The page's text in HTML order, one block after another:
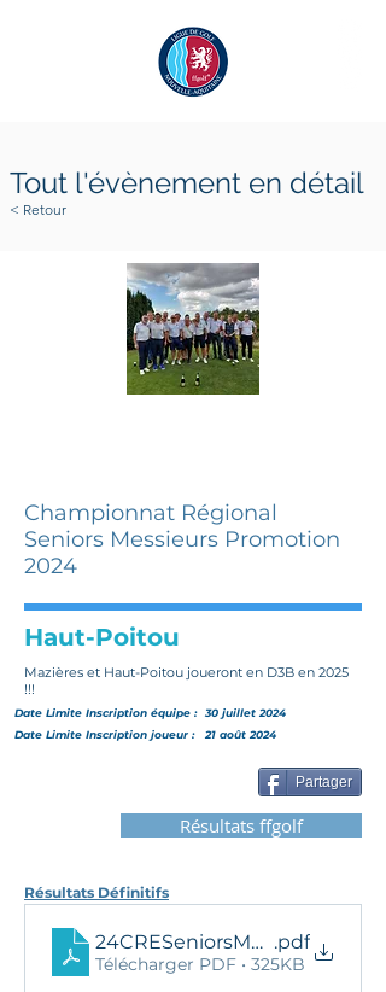
Championnat Régional
Seniors Messieurs Promotion
2024
Haut-Poitou
Mazières et Haut-Poitou joueront en D3B en 2025
!!!
Date Limite Inscription équipe : 30 juillet 2024
Date Limite Inscription joueur :
21 août 2024
Partager
Résultats ffgolf
Résultats Définitifs
.pdf
Télécharger PDF • 325KB
Tout l'évènement en détail
< Retour